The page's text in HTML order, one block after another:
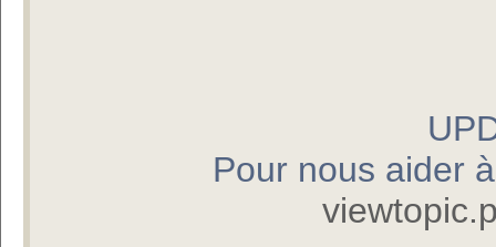
Pour nous aider